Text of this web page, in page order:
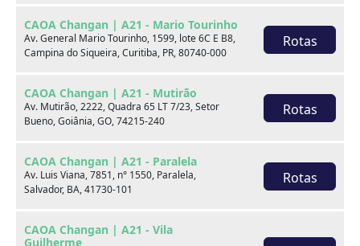
CAOA Changan | A21 - Mario Tourinho
Av. General Mario Tourinho, 1599, lote 6C E B8,
Campina do Siqueira, Curitiba, PR, 80740-000
Rotas
CAOA Changan | A21 - Mutirão
Av. Mutirão, 2222, Quadra 65 LT 7/23, Setor
Bueno, Goiânia, GO, 74215-240
Rotas
CAOA Changan | A21 - Paralela
Av. Luis Viana, 7851, n° 1550, Paralela,
Salvador, BA, 41730-101
Rotas
CAOA Changan | A21 - Vila
Guilherme
Escolha por categoria
Hatch